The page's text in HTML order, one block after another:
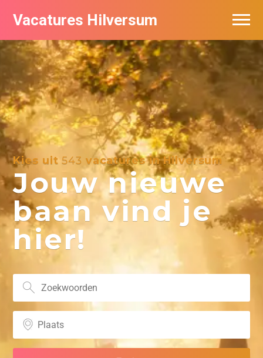
Vacatures Hilversum
Kies uit543 vacatures in Hilversum
Jouw nieuwe
baan vind je
hier!
Vacatures per bedrijf in Hilversum
De populairste vacatures in Hilversum